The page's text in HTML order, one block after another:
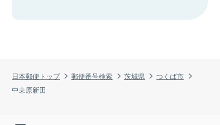
日本郵便トップ 郵便番号検索 茨城県
つくば市
中東原新田